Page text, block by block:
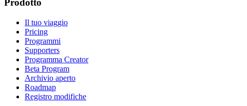
Prodotto
Il tuo viaggio
Pricing
Programmi
Supporters
Programma Creator
Beta Program
Archivio aperto
Roadmap
Registro modifiche